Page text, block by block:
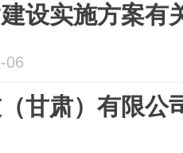
设实施方案有
06
甘肃）有限公